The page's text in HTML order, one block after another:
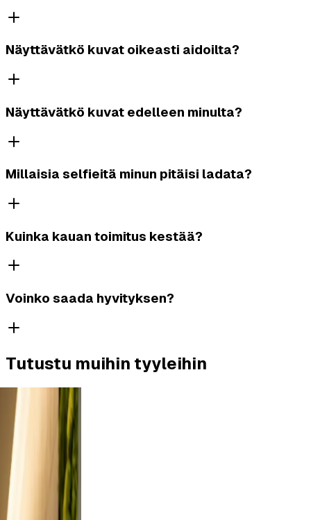
Näyttävätkö kuvat oikeasti aidoilta?
Näyttävätkö kuvat edelleen minulta?
Millaisia selfieitä minun pitäisi ladata?
Kuinka kauan toimitus kestää?
Voinko saada hyvityksen?
Tutustu muihin tyyleihin
a